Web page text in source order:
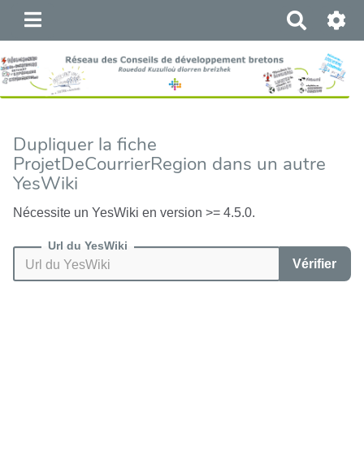
e
h
e
h
e
Dupliquer la fiche
ProjetDeCourrierRegion dans un autre
YesWiki
Nécessite un YesWiki en version >= 4.5.0.
Url du YesWiki
Vérifier